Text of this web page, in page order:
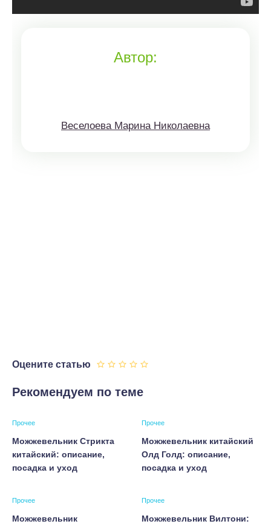
Автор:
Веселоева Марина Николаевна
Оцените статью
Рекомендуем по теме
Прочее
Можжевельник Стрикта
китайский: описание,
посадка и уход
Прочее
Можжевельник китайский
Олд Голд: описание,
посадка и уход
Прочее
Можжевельник
Прочее
Можжевельник Вилтони: